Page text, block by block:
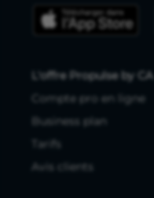
L'offre Propulse by CA
Compte pro en ligne
Business plan
Tarifs
Avis clients